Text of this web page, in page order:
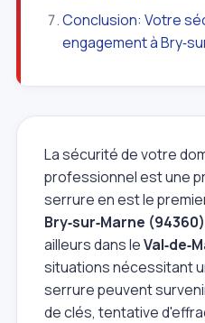
Conclusion: Votre
engagement à
La sécurité de votre
professionnel est une
serrure en est le
Bry‑sur‑Marne (94360)
ailleurs dans le
situations nécessitant
serrure peuvent
de clés, tentative